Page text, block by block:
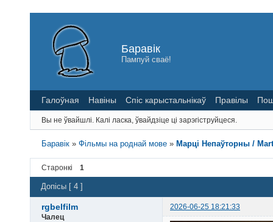
Баравік
Пампуй сваё!
Галоўная Навіны Спіс карыстальнікаў Правілы
Вы не ўвайшлі. Калі ласка, ўвайдзіце ці зарэгіструйцеся.
Баравік »Фільмы на роднай мове » Марці Непаўторны /
Старонкі 1
Допісы [ 4 ]
rgbelfilm
2026-06-25 18:21:33
Чалец